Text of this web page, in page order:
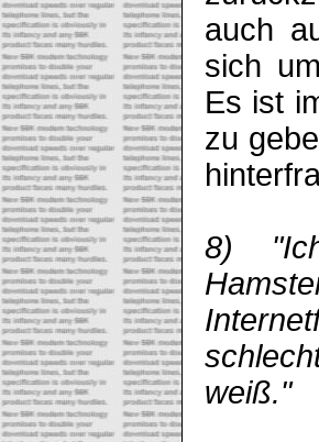
auch
sich
Es ist
zu
8)
weiß."